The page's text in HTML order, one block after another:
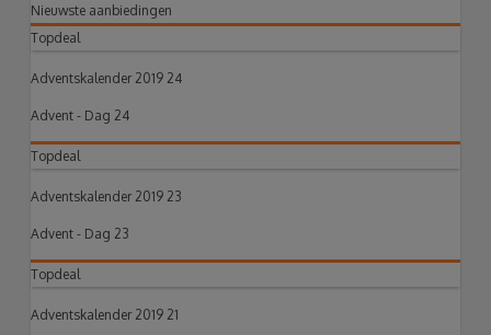
Nieuwste aanbiedingen
Topdeal
Adventskalender 2019 24
Advent - Dag 24
Topdeal
Adventskalender 2019 23
Advent - Dag 23
Topdeal
Adventskalender 2019 21